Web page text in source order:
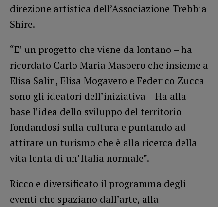
direzione artistica dell’Associazione Trebbia
Shire.
“E’ un progetto che viene da lontano – ha
ricordato Carlo Maria Masoero che insieme a
Elisa Salin, Elisa Mogavero e Federico Zucca
sono gli ideatori dell’iniziativa – Ha alla
base l’idea dello sviluppo del territorio
fondandosi sulla cultura e puntando ad
attirare un turismo che è alla ricerca della
vita lenta di un’Italia normale”.
Ricco e diversificato il programma degli
eventi che spaziano dall’arte, alla